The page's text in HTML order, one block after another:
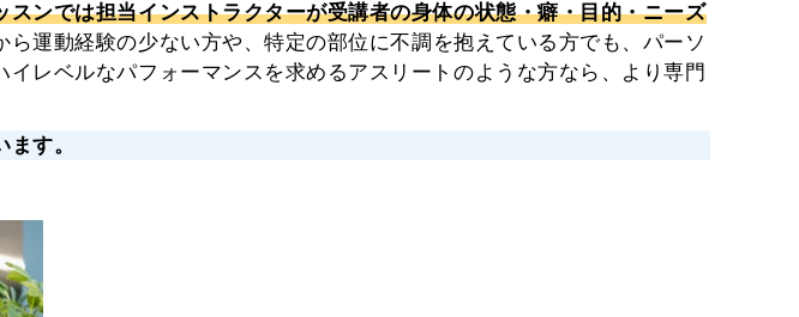
スンでは担当インストラクターが受講者の身体の状態・癖・目的・ニーズ
運動経験の少ない方や、特定の部位に不調を抱えている方でも、パーソ
レベルなパフォーマンスを求めるアスリートのような方なら、より専門
ます。